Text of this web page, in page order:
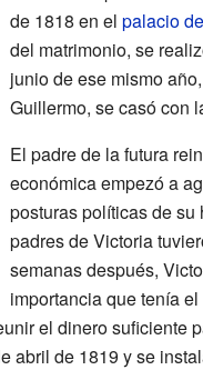
de 1818 en el palacio
del matrimonio, se
junio de ese mismo
Guillermo, se casó con
El padre de la futura
económica empezó a
posturas políticas de su
padres de Victoria
semanas después,
importancia que tenía
el dinero suficiente
abril de 1819 y se